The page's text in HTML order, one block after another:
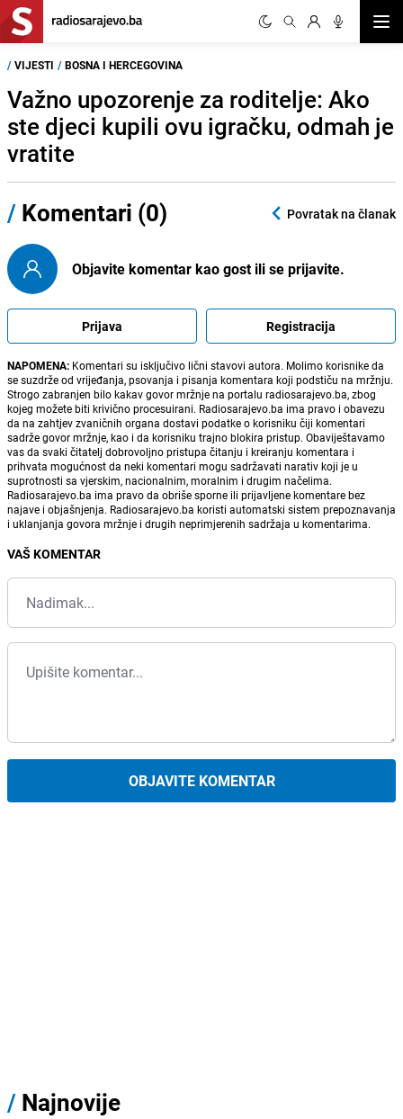
/ VIJESTI / BOSNA I HERCEGOVINA
Važno upozorenje za roditelje: Ako
ste djeci kupili ovu igračku, odmah je
vratite
/ Komentari (0) Povratak na članak
Objavite komentar kao gost ili se prijavite.
Prijava Registracija
NAPOMENA: Komentari su isključivo lični stavovi autora. Molimo korisnike da
se suzdrže od vrijeđanja, psovanja i pisanja komentara koji podstiču na mržnju.
Strogo zabranjen bilo kakav govor mržnje na portalu radiosarajevo.ba, zbog
kojeg možete biti krivično procesuirani. Radiosarajevo.ba ima pravo i obavezu
da na zahtjev zvaničnih organa dostavi podatke o korisniku čiji komentari
sadrže govor mržnje, kao i da korisniku trajno blokira pristup. Obaviještavamo
vas da svaki čitatelj dobrovoljno pristupa čitanju i kreiranju komentara i
prihvata mogućnost da neki komentari mogu sadržavati narativ koji je u
suprotnosti sa vjerskim, nacionalnim, moralnim i drugim načelima.
Radiosarajevo.ba ima pravo da obriše sporne ili prijavljene komentare bez
najave i objašnjenja. Radiosarajevo.ba koristi automatski sistem prepoznavanja
i uklanjanja govora mržnje i drugih neprimjerenih sadržaja u komentarima.
VAŠ KOMENTAR
OBJAVITE KOMENTAR
/ Najnovije